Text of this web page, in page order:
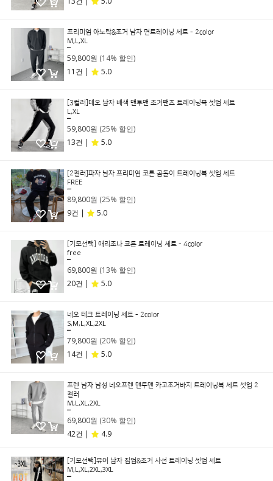
프리미엄 아노락&조거 남자 면트레이닝 세트 - 2color
M,L,XL
59,800원 (14% 할인)
11건 |
5.0
[3컬러]데오 남자 배색 맨투맨 조거팬츠 트레이닝복 셋업 세트
L,XL
59,800원 (25% 할인)
13건 |
5.0
[2컬러]파자 남자 프리미엄 코튼 곰돌이 트레이닝복 셋업 세트
FREE
89,800원 (25% 할인)
9건 |
5.0
[기모선택] 애리조나 코튼 트레이닝 세트 - 4color
free
69,800원 (13% 할인)
20건 |
5.0
네오 테크 트레이닝 세트 - 2color
S,M,L,XL,2XL
79,800원 (20% 할인)
14건 |
5.0
프렌 남자 남성 네오프렌 맨투맨 카고조거바지 트레이닝복 세트 셋업 2
컬러
M,L,XL,2XL
69,800원 (30% 할인)
42건 |
4.9
[기모선택]뷰어 남자 집업&조거 사선 트레이닝 셋업 세트
M,L,XL,2XL,3XL